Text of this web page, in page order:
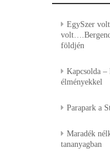
EgySzer
földjén
Kapcsolda –
élményekkel
Parapark a
Maradék
tananyagban